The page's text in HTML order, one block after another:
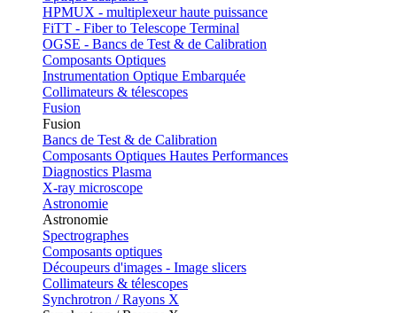
HPMUX - multiplexeur haute puissance
FiTT - Fiber to Telescope Terminal
OGSE - Bancs de Test & de Calibration
Composants Optiques
Instrumentation Optique Embarquée
Collimateurs & télescopes
Fusion
Fusion
Bancs de Test & de Calibration
Composants Optiques Hautes Performances
Diagnostics Plasma
X-ray microscope
Astronomie
Astronomie
Spectrographes
Composants optiques
Découpeurs d'images - Image slicers
Collimateurs & télescopes
Synchrotron / Rayons X